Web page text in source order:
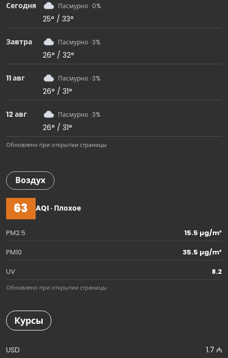
Сегодня Пасмурно · 0%
25° / 33°
Завтра Пасмурно · 3%
26° / 32°
11 авг Пасмурно · 3%
26° / 31°
12 авг Пасмурно · 3%
26° / 31°
Обновлено при открытии страницы
Воздух
63 AQI · Плохое
PM2.5
15.5 µg/m³
PM10
35.5 µg/m³
UV
8.2
Обновлено при открытии страницы
Курсы
USD 1.7 ₼